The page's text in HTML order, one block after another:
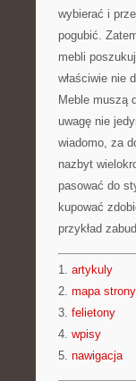
wybierać i
pogubić.
mebli
właściwie nie
Meble muszą
uwagę nie
wiadomo, za
nazbyt
pasować do
kupować
przykład
1. artykuly
2. mapa strony
3. felietony
4. wpisy
5. nawigacja